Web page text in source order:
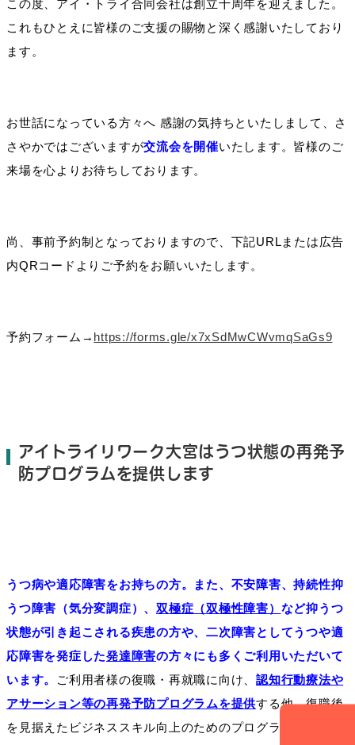
この度、アイ・トライ合同会社は創立十周年を迎えました。
これもひとえに皆様のご支援の賜物と深く感謝いたしており
ます。
お世話になっている方々へ 感謝の気持ちといたしまして、さ
さやかではございますが交流会を開催いたします。皆様のご
来場を心よりお待ちしております。
尚、事前予約制となっておりますので、下記URLまたは広告
内QRコードよりご予約をお願いいたします。
予約フォーム→ https://forms.gle/x7xSdMwCWvmqSaGs9
アイトライリワーク大宮はうつ状態の再発予
防プログラムを提供します
うつ病や適応障害をお持ちの方。また、不安障害、持続性抑
うつ障害（気分変調症）、 双極症（双極性障害） など抑うつ
状態が引き起こされる疾患の方や、二次障害としてうつや適
応障害を発症した発達障害の方々にも多くご利用いただいて
います。
ご利用者様の復職・再就職に向け、 認知行動療法や
アサーション等の再発予防プログラムを提供する他、復職後
を見据えたビジネススキル向上のためのプログラムを提供し